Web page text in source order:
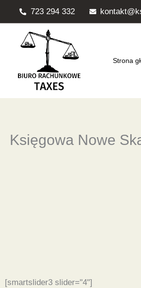
Przejdź
723 294 332
Strona
Księgowa Nowe
[smartslider3 slider="4"]